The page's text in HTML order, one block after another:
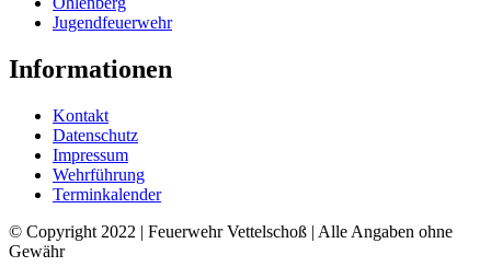
Jugendfeuerwehr
Informationen
Kontakt
Datenschutz
Impressum
Wehrführung
Terminkalender
© Copyright 2022 | Feuerwehr Vettelschoß | Alle Angaben ohne
Gewähr